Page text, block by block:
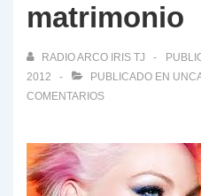
matrimonio
RADIO ARCO IRIS TJ
2012
PUBLICADO EN
COMENTARIOS